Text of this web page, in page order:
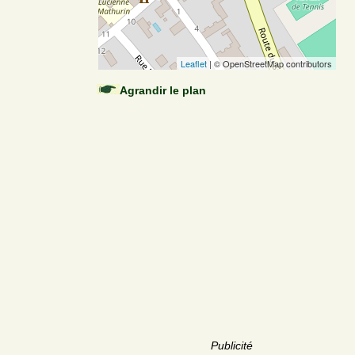
Leaflet | © OpenStreetMap contributors
Agrandir le plan
Publicité